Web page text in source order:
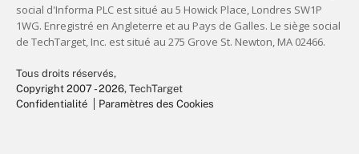
Tous droits réservés,
Copyright 2007 - 2026, TechTarget
Confidentialité
Paramètres des Cookies